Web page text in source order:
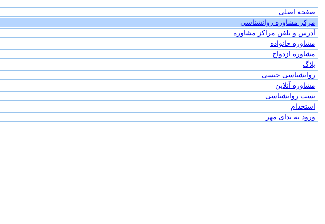
صفحه اصلی
مرکز مشاوره روانشناسی
آدرس و تلفن مراکز مشاوره
مشاوره خانواده
مشاوره ازدواج
بلاگ
روانشناسی جنسی
مشاوره آنلاین
تست روانشناسی
استخدام
ورود به ندای مهر